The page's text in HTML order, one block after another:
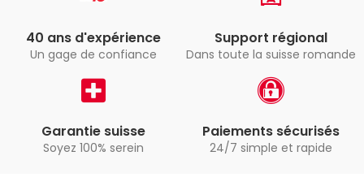
40 ans d'expérience
Un gage de confiance
Support régional
Dans toute la suisse romande
Garantie suisse
Soyez 100% serein
Paiements sécurisés
24/7 simple et rapide